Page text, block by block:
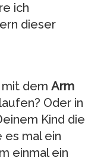
ich
dieser
dem Arm
Oder in
Kind die
es mal ein
einmal ein